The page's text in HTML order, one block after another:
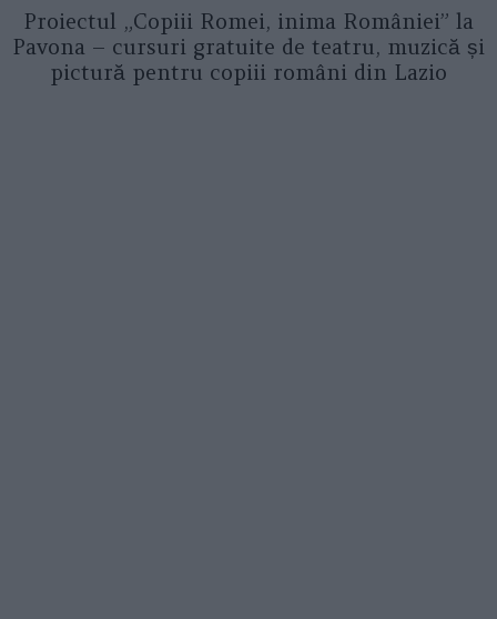
Proiectul „Copiii Romei, inima României” la
Pavona – cursuri gratuite de teatru, muzică și
pictură pentru copiii români din Lazio